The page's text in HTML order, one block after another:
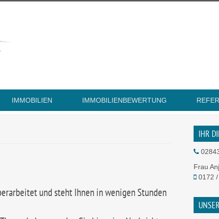
IMMOBILIEN IMMOBILIENBEWERTUNG
und steht Ihnen in wenigen Stunden
IHR
Frau
0172 /